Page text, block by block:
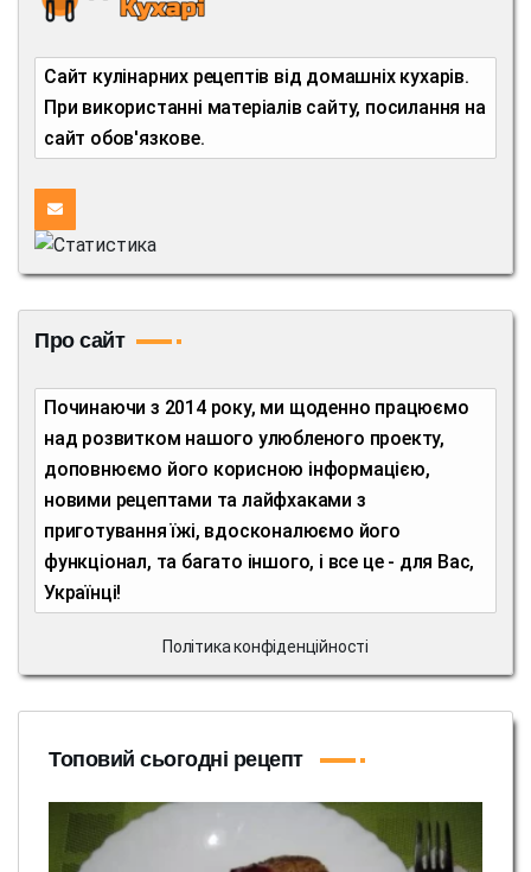
Сайт кулінарних рецептів від домашніх кухарів.
При використанні матеріалів сайту, посилання на
сайт обов'язкове.
Про сайт
Починаючи з 2014 року, ми щоденно працюємо
над розвитком нашого улюбленого проекту,
доповнюємо його корисною інформацією,
новими рецептами та лайфхаками з
приготування їжі, вдосконалюємо його
функціонал, та багато іншого, і все це - для Вас,
Українці!
Політика конфіденційності
Топовий сьогодні рецепт